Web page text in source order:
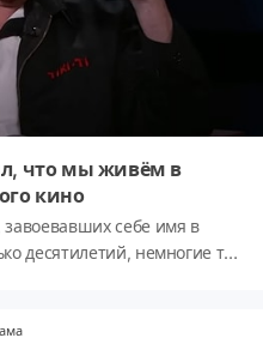
что мы живём в
кино
себе имя в
десятилетий, немногие так
псы», и в последующие годы